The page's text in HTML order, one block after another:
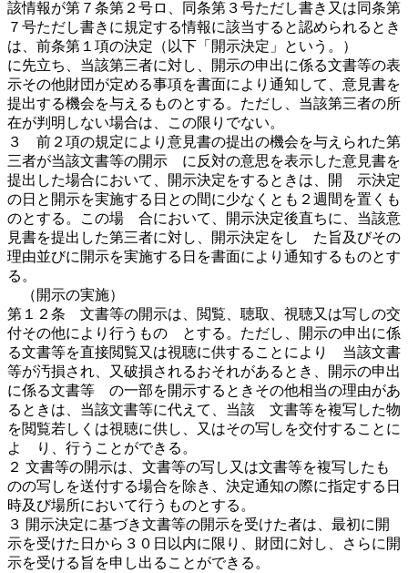
該情報が第７条第２号ロ、同条第３号ただし書き又は同条第
７号ただし書きに規定する情報に該当すると認められるとき
は、前条第１項の決定（以下「開示決定」という。）
に先立ち、当該第三者に対し、開示の申出に係る文書等の表
示その他財団が定める事項を書面により通知して、意見書を
提出する機会を与えるものとする。ただし、当該第三者の所
在が判明しない場合は、この限りでない。
３ 前２項の規定により意見書の提出の機会を与えられた第
三者が当該文書等の開示 に反対の意思を表示した意見書を
提出した場合において、開示決定をするときは、開 示決定
の日と開示を実施する日との間に少なくとも２週間を置くも
のとする。この場 合において、開示決定後直ちに、当該意
見書を提出した第三者に対し、開示決定をし た旨及びその
理由並びに開示を実施する日を書面により通知するものとす
る。
（開示の実施）
第１２条 文書等の開示は、閲覧、聴取、視聴又は写しの交
付その他により行うもの とする。ただし、開示の申出に係
る文書等を直接閲覧又は視聴に供することにより 当該文書
等が汚損され、又破損されるおそれがあるとき、開示の申出
に係る文書等 の一部を開示するときその他相当の理由があ
るときは、当該文書等に代えて、当該 文書等を複写した物
を閲覧若しくは視聴に供し、又はその写しを交付することに
よ り、行うことができる。
２ 文書等の開示は、文書等の写し又は文書等を複写したも
のの写しを送付する場合を除き、決定通知の際に指定する日
時及び場所において行うものとする。
３ 開示決定に基づき文書等の開示を受けた者は、最初に開
示を受けた日から３０日以内に限り、財団に対し、さらに開
示を受ける旨を申し出ることができる。